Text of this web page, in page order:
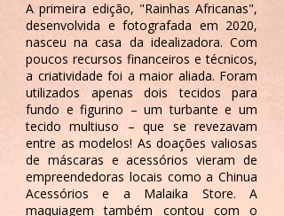
A primeira edição, "Rainhas Africanas",
desenvolvida e fotografada em 2020,
nasceu na casa da idealizadora. Com
poucos recursos financeiros e técnicos,
a criatividade foi a maior aliada. Foram
utilizados apenas dois tecidos para
fundo e figurino – um turbante e um
tecido multiuso – que se revezavam
entre as modelos! As doações valiosas
de máscaras e acessórios vieram de
empreendedoras locais como a Chinua
Acessórios e a Malaika Store. A
maquiagem também contou com o